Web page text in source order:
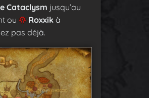
Cataclysm jusqu’au
ou Roxxik à
pas déjà.